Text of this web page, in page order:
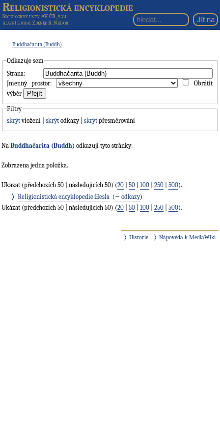
Religionistická encyklopedie
Sociologický ústav AV ČR, v.v.i.
hlavní editor: Zdeněk R. Nešpor
←Buddhačarita (Buddh)
Odkazuje sem
Strana:
Jmenný prostor:
Obrátit
výběr
Filtry
skrýtvložení |skrýt odkazy |skrýt přesměrování
Na Buddhačarita (Buddh) odkazují tyto stránky:
Zobrazena jedna položka.
Ukázat (předchozích 50 | následujících 50) (20 50 100 250 500).
Religionistická encyklopedie:Hesla (← odkazy)
Ukázat (předchozích 50 | následujících 50) (20 50 100 250 500).
Historie Nápověda k MediaWiki